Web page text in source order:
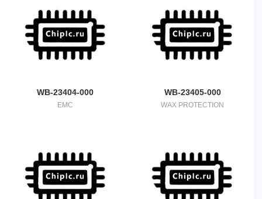
WB-23404-000
EMC
WB-23405-000
WAX PROTECTION